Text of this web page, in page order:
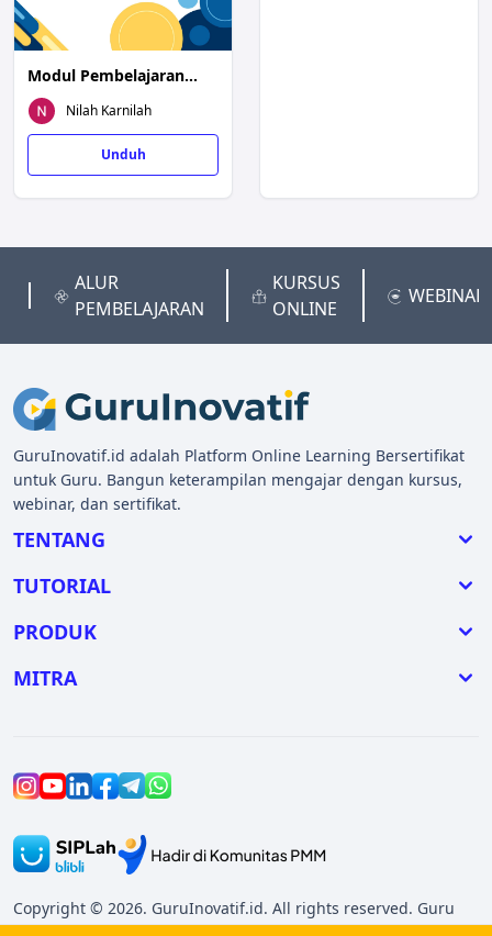
Modul Pembelajaran
Sudut dan Garis
Nilah Karnilah
Unduh
ALUR
PEMBELAJARAN
KURSUS
ONLINE
WEBINAR
GuruInovatif.id adalah Platform Online Learning Bersertifikat
untuk Guru. Bangun keterampilan mengajar dengan kursus,
webinar, dan sertifikat.
TENTANG
TUTORIAL
PRODUK
MITRA
Copyright © 2026. GuruInovatif.id. All rights reserved. Guru
Inovatif untuk pendidikan Indonesia